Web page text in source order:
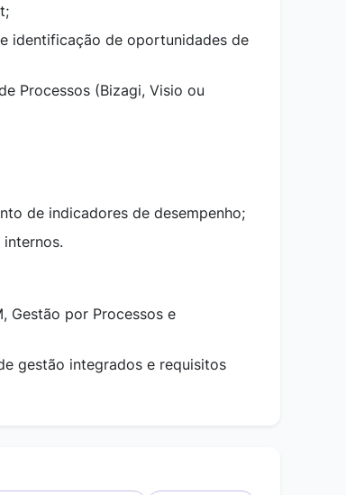
identificação de oportunidades de
Processos (Bizagi, Visio ou
de indicadores de desempenho;
Gestão por Processos e
gestão integrados e requisitos